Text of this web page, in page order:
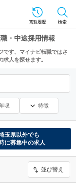
閲覧履歴 検索
・中途採用情報
です。マイナビ転職ではさ
人を探せます。
収 特徴
玉県以外でも
に募集中の求人
並び替え